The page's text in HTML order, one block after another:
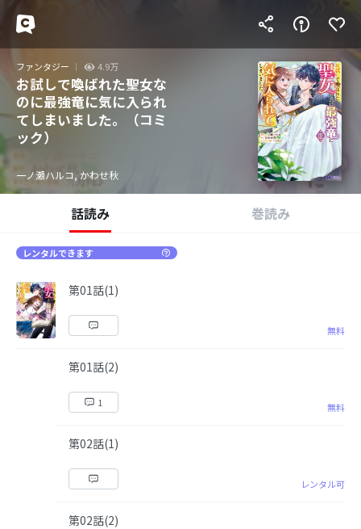
ファンタジー 4.9万
お試しで喚ばれた聖女な
のに最強竜に気に入られ
てしまいました。（コミ
ック）
一ノ瀬ハルコ, かわせ秋
話読み 巻読み
レンタルできます
第01話(1)
無料
第01話(2)
1 無料
第02話(1)
レンタル可
第02話(2)